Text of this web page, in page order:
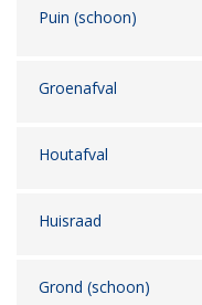
Puin (schoon)
Groenafval
Houtafval
Huisraad
Grond (schoon)